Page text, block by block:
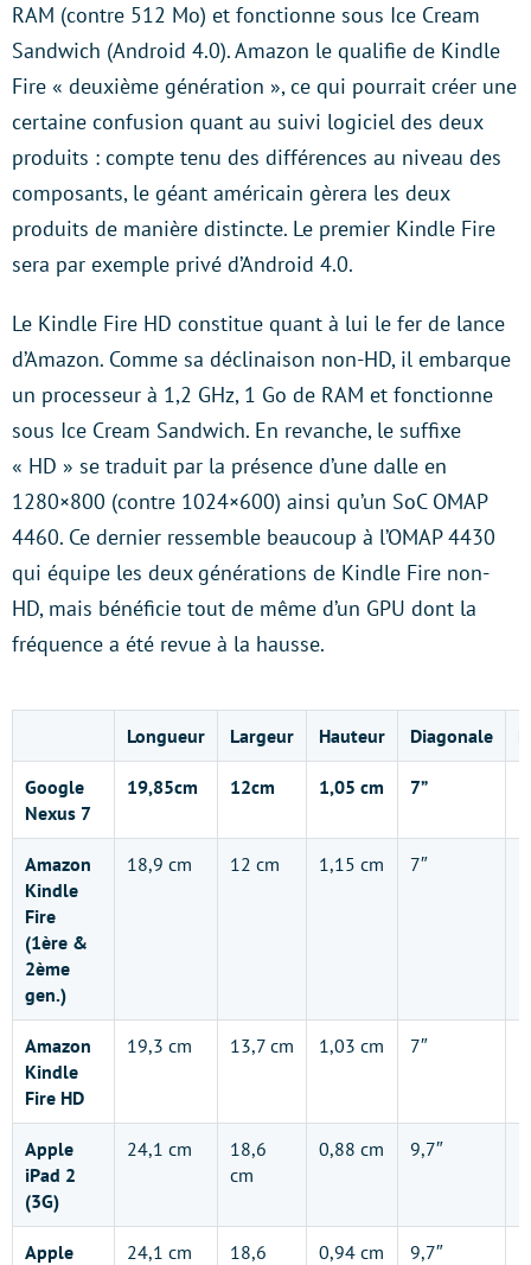
RAM (contre 512 Mo) et fonctionne sous Ice Cream
Sandwich (Android 4.0). Amazon le qualifie de Kindle
Fire « deuxième génération », ce qui pourrait créer une
certaine confusion quant au suivi logiciel des deux
produits : compte tenu des différences au niveau des
composants, le géant américain gèrera les deux
produits de manière distincte. Le premier Kindle Fire
sera par exemple privé d’Android 4.0.
Le Kindle Fire HD constitue quant à lui le fer de lance
d’Amazon. Comme sa déclinaison non-HD, il embarque
un processeur à 1,2 GHz, 1 Go de RAM et fonctionne
sous Ice Cream Sandwich. En revanche, le suffixe
« HD » se traduit par la présence d’une dalle en
1280×800 (contre 1024×600) ainsi qu’un SoC OMAP
4460. Ce dernier ressemble beaucoup à l’OMAP 4430
qui équipe les deux générations de Kindle Fire non-
HD, mais bénéficie tout de même d’un GPU dont la
fréquence a été revue à la hausse.
Longueur Largeur Hauteur Diagonale
Google
Nexus 7
19,85cm 12cm 1,05 cm 7”
Amazon
Kindle
Fire
(1ère &
2ème
gen.)
18,9 cm 12 cm 1,15 cm 7″
Amazon
Kindle
Fire HD
19,3 cm 13,7 cm 1,03 cm 7″
Apple
iPad 2
(3G)
24,1 cm
18,6
cm
0,88 cm 9,7″
Apple 24,1 cm 18,6 0,94 cm 9,7″